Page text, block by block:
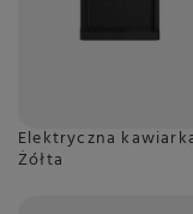
Elektryczna
Żółta